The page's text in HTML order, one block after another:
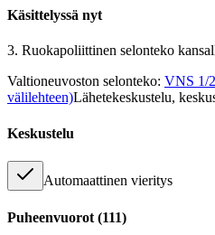
Käsittelyssä nyt
3. Ruokapoliittinen selonteko
Valtioneuvoston selonteko: VNS 1/
välilehteen)Lähetekeskustelu,
Keskustelu
Automaattinen vieritys
Puheenvuorot (111)